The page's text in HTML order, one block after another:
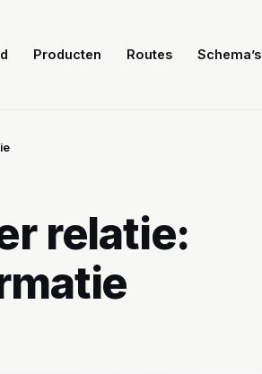
Producten Routes Schema’s
relatie: